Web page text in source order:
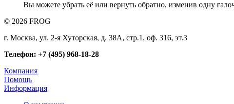
Вы можете убрать её или вернуть обратно, изменив одну
© 2026 FROG
г. Москва, ул. 2-я Хуторская, д. 38А, стр.1, оф. 316, эт.3
Телефон: +7 (495) 968-18-28
Компания
Помощь
Информация